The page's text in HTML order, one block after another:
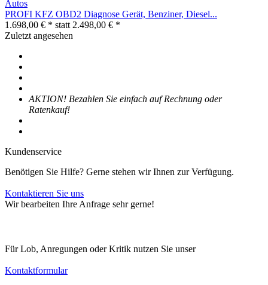
PROFI KFZ OBD2 Diagnose Gerät, Benziner, Diesel...
1.698,00 € * statt 2.498,00 € *
Zuletzt angesehen
AKTION! Bezahlen Sie einfach auf Rechnung oder
Ratenkauf!
Kundenservice
Benötigen Sie Hilfe? Gerne stehen wir Ihnen zur Verfügung.
Kontaktieren Sie uns
Wir bearbeiten Ihre Anfrage sehr gerne!
Für Lob, Anregungen oder Kritik nutzen Sie unser
Kontaktformular